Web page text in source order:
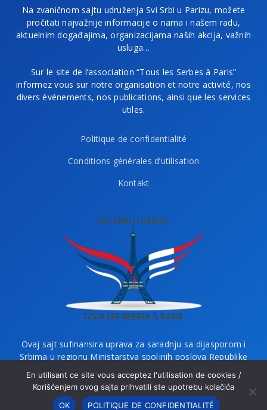
Na zvaničnom sajtu udruženja Svi Srbi u Parizu, možete
pročitati najvažnije informacije o nama i našem radu,
aktuelnim događajima, organizacijama naših akcija, važnih
usluga…
Sur le site de l’association “Tous les Serbes à Paris”
informez vous sur notre organisation et notre activité, nos
divers événements, nos publications, ainsi que les services
utiles.
Politique de confidentialité
Conditions générales d’utilisation
Kontakt
Ovaj sajt sufinansira uprava za saradnju sa dijasporom i
Srbima u regionu Ministarstva spoljnih poslova Republike
Srbije i Ministarstvo bez portfelja zaduženo za dijasporu.
En utilisant ce site vous acceptez l'utilisation de cookies /
Korišćenjem ovog sajta prihvatili ste upotrebu kolačića
OK
POLITIQUE DE CONFIDENTIALITÉ